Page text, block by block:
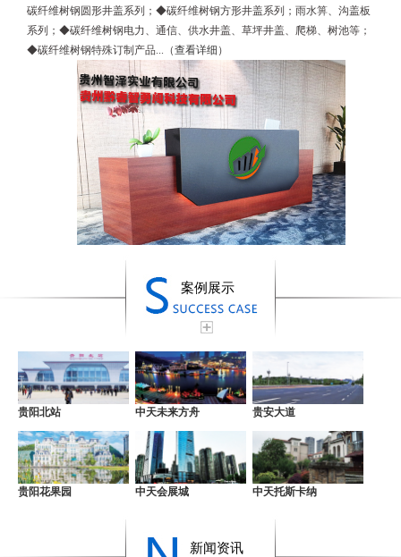
碳纤维树钢 圆形井盖系列；◆碳纤维树钢方形井盖系列；雨水箅、沟盖板
系列；◆碳纤维树钢电力、通信、供水井盖、草坪井盖、爬梯、树池等；
◆碳纤维树钢特殊订制产品... （查看详细 ）
案例展示
贵阳北站 中天未来方舟 贵安大道
贵阳花果园 中天会展城 中天托斯卡纳
新闻资讯